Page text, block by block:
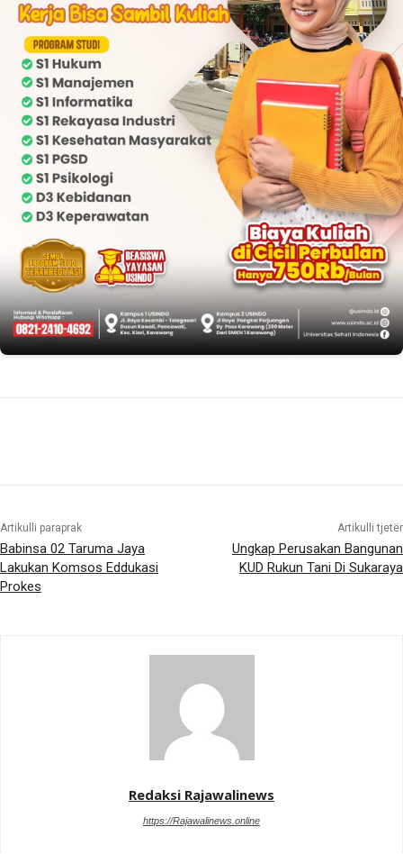
Artikulli paraprak
Babinsa 02 Taruma Jaya
Lakukan Komsos Eddukasi
Prokes
Artikulli tjetër
Ungkap Perusakan Bangunan
KUD Rukun Tani Di Sukaraya
Redaksi Rajawalinews
https://Rajawalinews.online